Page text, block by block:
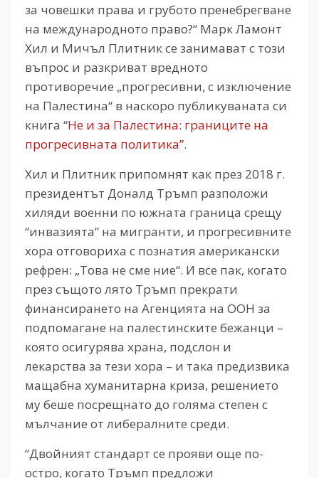
за човешки права и грубото пренебрегване
на международното право?“ Марк Ламонт
Хил и Мичъл Плитник се занимават с този
въпрос и разкриват вредното
противоречие „прогресивни, с изключение
на Палестина“ в наскоро публикуваната си
книга “Не и за Палестина: границите на
прогресивната политика”.
Хил и Плитник припомнят как през 2018 г.
президентът Доналд Тръмп разположи
хиляди военни по южната граница срещу
“инвазията” на мигранти, и прогресивните
хора отговориха с познатия американски
рефрен: „Това не сме ние“. И все пак, когато
през същото лято Тръмп прекрати
финансирането на Агенцията на ООН за
подпомагане на палестинските бежанци –
която осигурява храна, подслон и
лекарства за тези хора – и така предизвика
мащабна хуманитарна криза, решението
му беше посрещнато до голяма степен с
мълчание от либералните среди.
“Двойният стандарт се прояви още по-
остро, когато Тръмп предложи